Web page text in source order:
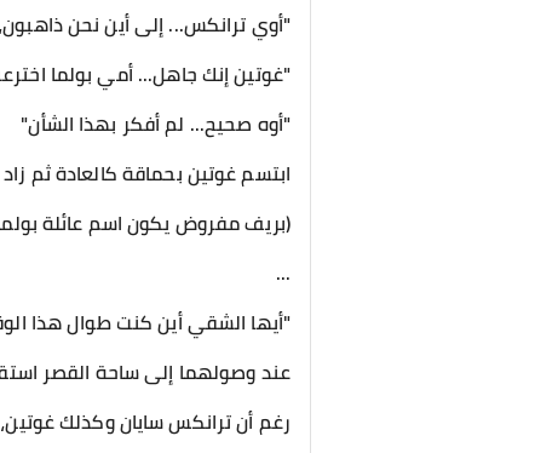
"أوي ترانكس... إلى أين نحن
"غوتين إنك جاهل... أمي بولما
"أوه صحيح... لم أفكر بهذا الشأن"
ابتسم غوتين بحماقة كالعادة ثم
(بريف مفروض يكون اسم عائلة
...
"أيها الشقي أين كنت طوال هذا
عند وصولهما إلى ساحة القصر
رغم أن ترانكس سايان وكذلك غوتين،